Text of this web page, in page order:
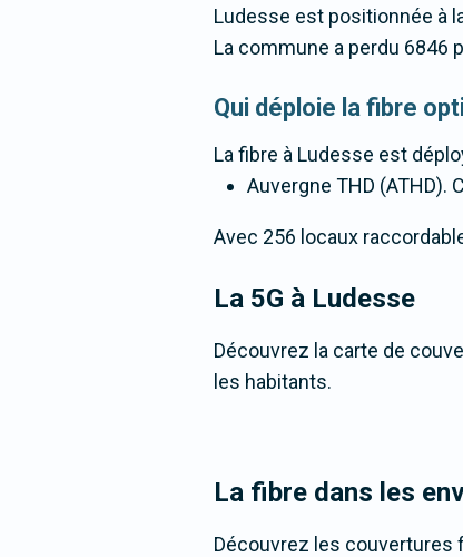
Ludesse est positionnée à
La commune a perdu 6846
Qui déploie la fibre
La fibre à Ludesse est
Auvergne THD (ATHD).
Avec 256 locaux
La 5G à Ludesse
Découvrez la carte de
les habitants.
La fibre dans les
Découvrez les couvertures